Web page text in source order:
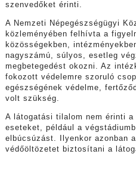
szenvedőket érinti.
A Nemzeti Népegészségügyi
közleményében felhívta a
közösségekben,
nagyszámú, súlyos, esetleg
megbetegedést okozni. Az
fokozott védelemre szoruló
egészségének védelme,
volt szükség.
A látogatási tilalom nem érinti a
eseteket, például a
elbúcsúzást. Ilyenkor azonban
védőöltözetet biztosítani a